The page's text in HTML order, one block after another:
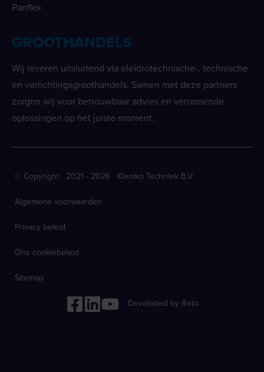
Panflex
GROOTHANDELS
Wij leveren uitsluitend via elektrotechnische-, technische
en verlichtingsgroothandels. Samen met deze partners
zorgen wij voor betrouwbaar advies en verrassende
oplossingen op het juiste moment.
© Copyright 2021 - 2026 Klemko Techniek B.V.
Algemene voorwaarden
Privacy beleid
Ons cookiebeleid
Sitemap
Developed by Reto